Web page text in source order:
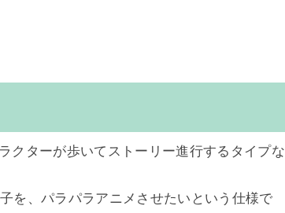
クターが歩いてストーリー進行するタイプな
を、パラパラアニメさせたいという仕様で